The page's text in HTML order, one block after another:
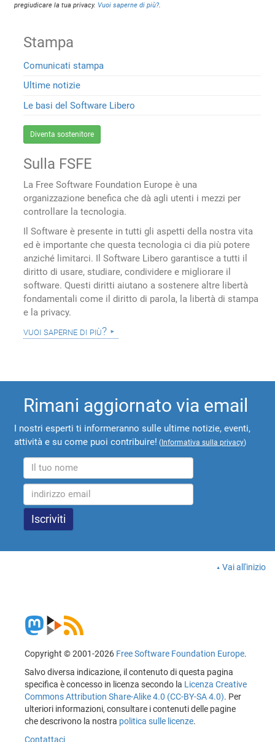
pregiudicare la tua privacy. Vuoi saperne di più?.
Stampa
Comunicati stampa
Ultime notizie
Le basi del Software Libero
Diventa sostenitore
Sulla FSFE
La Free Software Foundation Europe è una
organizzazione benefica che dà agli utenti i mezzi per
controllare la tecnologia.
Il Software è presente in tutti gli aspetti della nostra vita
ed è importante che questa tecnologia ci dia più potere
anziché limitarci. Il Software Libero garantisce a tutti il
diritto di usare, studiare, condividere e migliorare il
software. Questi diritti aiutano a sostenere altre libertà
fondamentali come il diritto di parola, la libertà di stampa
e la privacy.
vuoi saperne di più?
Rimani aggiornato via email
I nostri esperti ti informeranno sulle ultime notizie, eventi,
attività e su come puoi contribuire! ( Informativa sulla privacy)
Vai all'inizio
Copyright © 2001-2026 Free Software Foundation Europe.
Salvo diversa indicazione, il contenuto di questa pagina
specifica è concesso in licenza secondo la Licenza Creative
Commons Attribution Share-Alike 4.0 (CC-BY-SA 4.0). Per
ulteriori informazioni, consultare i contenuti delle pagine
che descrivono la nostra politica sulle licenze.
Contattaci